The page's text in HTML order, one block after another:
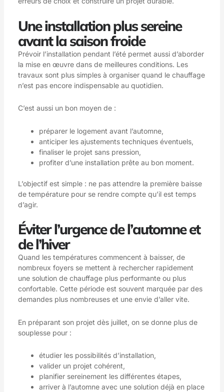
Une installation plus sereine
avant la saison froide
Prévoir l’installation pendant l’été permet aussi d’aborder
la mise en œuvre dans de meilleures conditions. Les
travaux sont plus simples à organiser quand le chauffage
n’est pas encore indispensable au quotidien.
C’est aussi un bon moyen de :
préparer le logement avant l’automne,
anticiper les ajustements techniques éventuels,
finaliser le projet sans pression,
profiter d’une installation prête au bon moment.
L’objectif est simple : ne pas attendre la première baisse
de température pour se rendre compte qu’il est temps
d’agir.
Éviter l’urgence de l’automne et
de l’hiver
Quand les températures commencent à baisser, de
nombreux foyers se mettent à rechercher rapidement
une solution de chauffage plus performante ou plus
confortable. Cette période est souvent marquée par des
demandes plus nombreuses et une envie d’aller vite.
En préparant son projet dès juillet, on se donne plus de
souplesse pour :
étudier les possibilités d’installation,
valider un projet cohérent,
planifier sereinement les différentes étapes,
arriver à l’automne avec une solution déjà en place